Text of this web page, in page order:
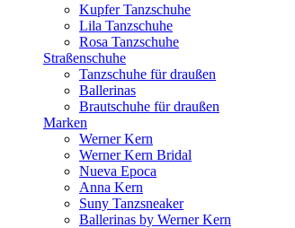
Kupfer Tanzschuhe
Lila Tanzschuhe
Rosa Tanzschuhe
Straßenschuhe
Tanzschuhe für draußen
Ballerinas
Brautschuhe für draußen
Marken
Werner Kern
Werner Kern Bridal
Nueva Epoca
Anna Kern
Suny Tanzsneaker
Ballerinas by Werner Kern